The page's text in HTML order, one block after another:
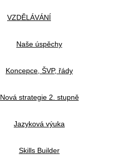
VZDĚLÁVÁNÍ
Naše úspěchy
Koncepce, ŠVP, řády
Nová strategie 2. stupně
Jazyková výuka
Skills Builder